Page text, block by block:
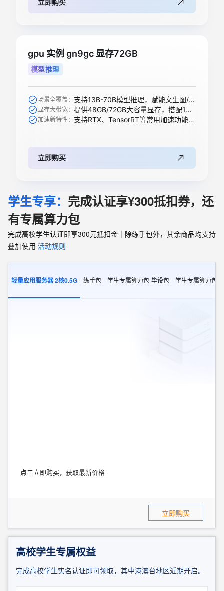
立即购买
gpu 实例 gn9gc 显存72GB
模型推理
场景全覆盖： 支持13B-70B模型推理，赋能文生图/视频、搜索推荐等AI模型
显存大带宽： 提供48GB/72GB大容量显存，搭配1344 GB/s带宽轻松承载大模型
加速新特性： 支持RTX、TensorRT等常用加速功能，全新升级支持下一代精度
立即购买
学生专享： 完成认证享¥300抵扣券，还
有专属算力包
完成高校学生认证即享300元抵扣金｜除练手包外，其余商品均支持
叠加使用 活动规则
轻量应用服务器 2核0.5G 练手包 学生专属算力包-毕设包 学生专属算力包-
点击立即购买，获取最新价格
立即购买
高校学生专属权益
完成高校学生实名认证即可领取，其中港澳台地区近期开启。